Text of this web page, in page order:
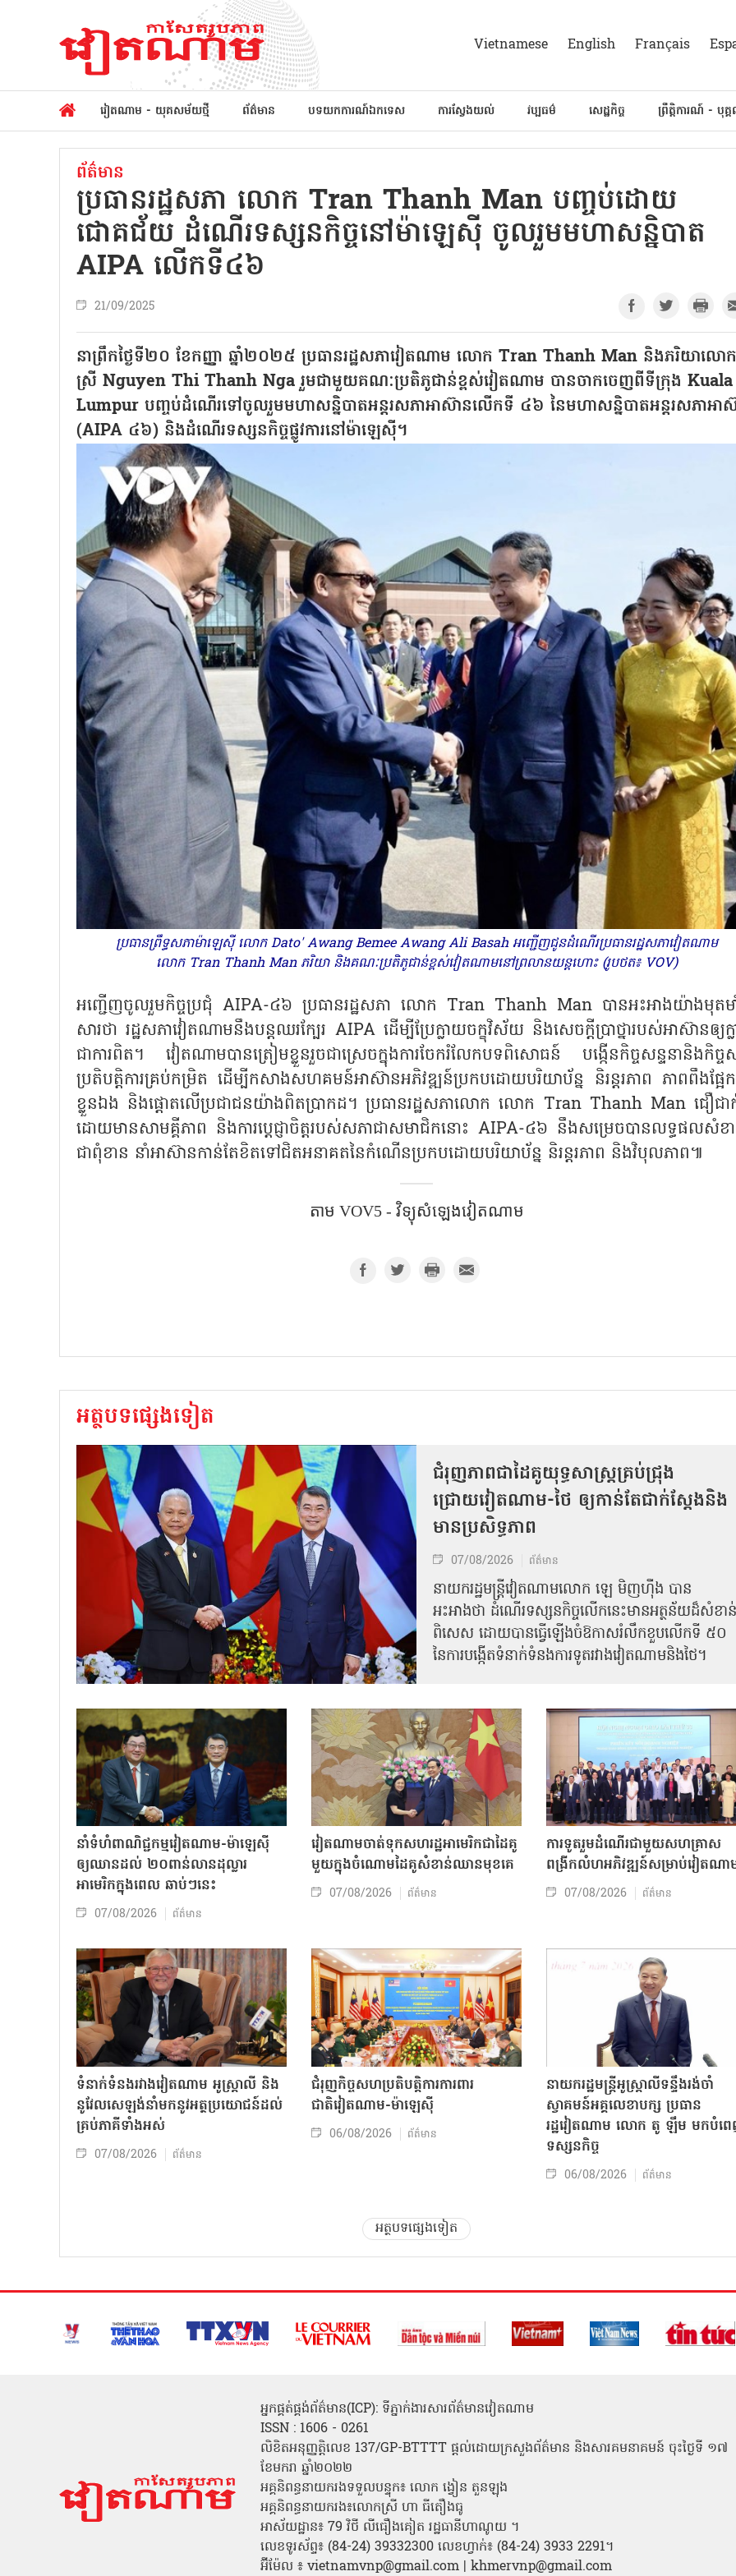
Vietnamese English Français
វៀតណាម - យុគសម័យថ្មី ព័ត៌មាន បទយកការណ៍ឯកទេស ការស្វែងយល់ វប្បធម៌ សេដ្ឋកិច្ច ព្រឹត្តិការណ៍ - បុគ្
ព័ត៌មាន
ប្រធានរដ្ឋសភា លោក Tran Thanh Man បញ្ចប់ដោយ
ជោគជ័យ ដំណើរទស្សនកិច្ចនៅម៉ាឡេស៊ី ចូលរួមមហាសន្និបាត
AIPA លើកទី៤៦
21/09/2025
នាព្រឹកថ្ងៃទី២០ ខែកញ្ញា ឆ្នាំ២០២៥ ប្រធានរដ្ឋសភាវៀតណាម លោក Tran Thanh Man និងភរិយាលោក
ស្រី Nguyen Thi Thanh Nga រួមជាមួយគណៈប្រតិភូជាន់ខ្ពស់វៀតណាម បានចាកចេញពីទីក្រុង Kuala
Lumpur បញ្ចប់ដំណើរទៅចូលរួមមហាសន្និបាតអន្តរសភាអាស៊ានលើកទី ៤៦ នៃមហាសន្និបាតអន្តរសភាអា
(AIPA ៤៦) និងដំណើរទស្សនកិច្ចផ្លូវការនៅម៉ាឡេស៊ី។
ប្រធានព្រឹទ្ធសភាម៉ាឡេស៊ី លោក Dato' Awang Bemee Awang Ali Basah អញ្ជើញជូនដំណើរប្រធានរដ្ឋសភាវៀតណាម
លោក Tran Thanh Man ភរិយា និងគណៈប្រតិភូជាន់ខ្ពស់វៀតណាមនៅព្រលានយន្តហោះ (រូបថត៖ VOV)
អញ្ជើញចូលរួមកិច្ចប្រជុំ AIPA-៤៦ ប្រធានរដ្ឋសភា លោក Tran Thanh Man បានអះអាងយ៉ាងមុតម
សារថា រដ្ឋសភាវៀតណាមនឹងបន្តឈរក្បែរ AIPA ដើម្បីប្រែក្លាយចក្ខុវិស័យ និងសេចក្តីប្រាថ្នារបស់អាស៊ានឲ្យក្
ជាការពិត។ វៀតណាមបានត្រៀមខ្លួនរួចជាស្រេចក្នុងការចែករំលែកបទពិសោធន៍ បង្កើនកិច្ចសន្ទនានិងកិច្
ប្រតិបត្តិការគ្រប់កម្រិត ដើម្បីកសាងសហគមន៍អាស៊ានអភិវឌ្ឍន៍ប្រកបដោយបរិយាប័ន្ន និរន្តរភាព ភាពពឹងផ្អែ
ខ្លួនឯង និងផ្តោតលើប្រជាជនយ៉ាងពិតប្រាកដ។ ប្រធានរដ្ឋសភាលោក លោក Tran Thanh Man ជឿជា
ដោយមានសាមគ្គីភាព និងការប្តេជ្ញាចិត្តរបស់សភាជាសមាជិកនោះ AIPA-៤៦ នឹងសម្រេចបានលទ្ធផលសំខ
ជាពុំខាន នាំអាស៊ានកាន់តែខិតទៅជិតអនាគតនៃកំណើនប្រកបដោយបរិយាប័ន្ន និរន្តរភាព និងវិបុលភាព៕
តាម VOV5 - វិទ្យុសំឡេងវៀតណាម​
អត្ថបទផ្សេងទៀត
ជំរុញភាពជាដៃគូយុទ្ធសាស្ត្រគ្រប់ជ្រុង
ជ្រោយវៀតណាម-ថៃ ឲ្យកាន់តែជាក់ស្ដែងនិង
មានប្រសិទ្ធភាព
07/08/2026 ព័ត៌មាន
នាយករដ្ឋមន្ត្រីវៀតណាមលោក ឡេ មិញហ៊ឹង បាន
អះអាងថា ដំណើរទស្សនកិច្ចលើកនេះមានអត្ថន័យដ៏សំខាន់
ពិសេស ដោយបានធ្វើឡើងចំឱកាសរំលឹកខួបលើកទី ៥០
នៃការបង្កើតទំនាក់ទំនងការទូតរវាងវៀតណាមនិងថៃ។
នាំទំហំពាណិជ្ជកម្មវៀតណាម-ម៉ាឡេស៊ី
ឲ្យឈានដល់ ២០ពាន់លានដុល្លារ
អាមេរិកក្នុងពេល ឆាប់ៗនេះ
07/08/2026 ព័ត៌មាន
វៀតណាមចាត់ទុកសហរដ្ឋអាមេរិកជាដៃគូ
មួយក្នុងចំណោមដៃគូសំខាន់ឈានមុខគេ
07/08/2026 ព័ត៌មាន
ការទូតរួមដំណើរជាមួយសហគ្រាស
ពង្រីកលំហអភិវឌ្ឍន៍សម្រាប់វៀតណា
07/08/2026 ព័ត៌មាន
ទំនាក់ទំនងរវាងវៀតណាម អូស្ត្រាលី និង
នូវែលសេឡង់នាំមកនូវអត្ថប្រយោជន៍ដល់
គ្រប់ភាគីទាំងអស់
07/08/2026 ព័ត៌មាន
ជំរុញកិច្ចសហប្រតិបត្តិការការពារ
ជាតិវៀតណាម-ម៉ាឡេស៊ី
06/08/2026 ព័ត៌មាន
នាយករដ្ឋមន្ត្រីអូស្ត្រាលីទន្ទឹងរង់ចាំ
ស្វាគមន៍អគ្គលេខាបក្ស ប្រធាន
រដ្ឋវៀតណាម លោក តូ ឡឹម មកបំព
ទស្សនកិច្ច
06/08/2026 ព័ត៌មាន
អត្ថបទផ្សេងទៀត
អ្នកផ្គត់ផ្គង់ព័ត៌មាន(ICP): ទីភ្នាក់ងារសារព័ត៌មានវៀតណាម
ISSN : 1606 - 0261
លិខិតអនុញ្ញត្តិលេខ 137/GP-BTTTT ផ្តល់ដោយក្រសួងព័ត៌មាន និងសារគមនាគមន៍ ចុះថ្ងៃទី ១៧
ខែមករា ឆ្នាំ២០២២
អគ្គនិពន្ធនាយករងទទួលបន្ទុក៖ លោក ង្វៀន តួនឡុង
អគ្គនិពន្ធនាយករង៖លោកស្រី ហា ធីតឿងធូ
អាស័យដ្ឋាន៖ 79 វិថី លីធឿងគៀត រដ្ឋធានីហាណូយ ។
លេខទូរស័ព្ទ៖ (84-24) 39332300 លេខហ្វាក់៖ (84-24) 3933 2291។
អ៊ីម៉ែល ៖ vietnamvnp@gmail.com | khmervnp@gmail.com